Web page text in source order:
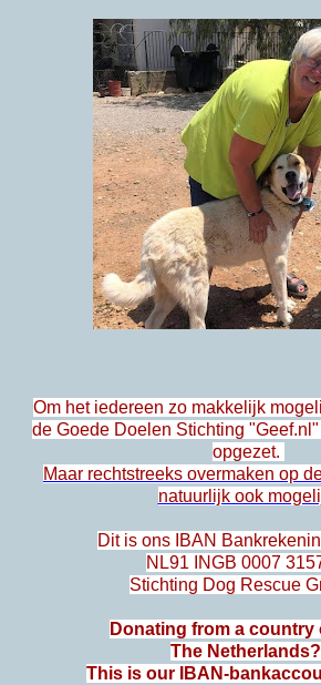
Om het iedereen zo makkelijk
de Goede Doelen Stichting
opgezet.
Maar rechtstreeks overmaken op
natuurlijk ook
Dit is ons IBAN
NL91 INGB 0007
Stichting Dog Rescue
Donating from a country
The Netherlands?
This is our IBAN-